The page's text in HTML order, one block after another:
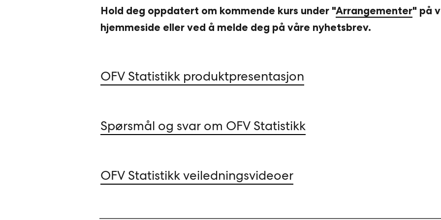
Hold deg oppdatert om kommende kurs under "Arrangementer" på
hjemmeside eller ved å melde deg på våre nyhetsbrev.
OFV Statistikk produktpresentasjon
Spørsmål og svar om OFV Statistikk
OFV Statistikk veiledningsvideoer